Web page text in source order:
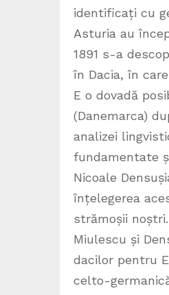
identificați cu
Asturia au
1891 s-a
în Dacia, în
E o dovadă
(Danemarca)
analizei
fundamentate
Nicoale
înțelegerea
strămoșii
Miulescu și
dacilor pentru
celto-